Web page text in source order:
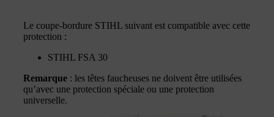
Le coupe-bordure STIHL suivant est compatible avec cette
protection :
STIHL FSA 30
Remarque : les têtes faucheuses ne doivent être utilisées
qu’avec une protection spéciale ou une protection
universelle.